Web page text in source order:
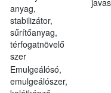
anyag,
stabilizátor,
sűrítőanyag,
térfogatnövelő
szer
Emulgeálósó,
emulgeálószer,